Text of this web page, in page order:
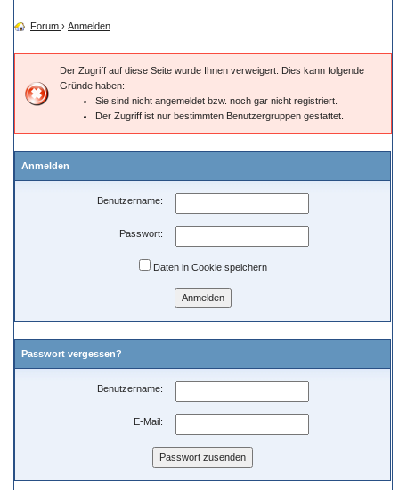
Forum › Anmelden
Der Zugriff auf diese Seite wurde Ihnen verweigert. Dies kann folgende
Gründe haben:
Sie sind nicht angemeldet bzw. noch gar nicht registriert.
Der Zugriff ist nur bestimmten Benutzergruppen gestattet.
Anmelden
Benutzername:
Passwort:
Daten in Cookie speichern
Passwort vergessen?
Benutzername:
E-Mail: